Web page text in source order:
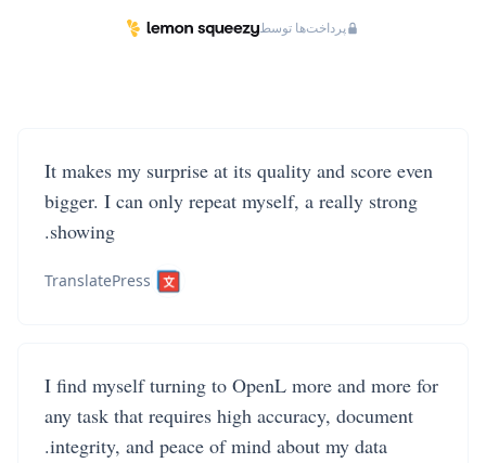
پرداخت‌ها توسط
It makes my surprise at its quality and score even
bigger. I can only repeat myself, a really strong
showing.
TranslatePress
I find myself turning to OpenL more and more for
any task that requires high accuracy, document
integrity, and peace of mind about my data.